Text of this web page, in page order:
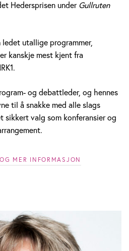
Hedersprisen underGullruten
ledet utallige programmer,
kanskje mest kjent fra
og debattleder, og hennes
til å snakke med alle slags
sikkert valg som konferansier og
MER INFORMASJON